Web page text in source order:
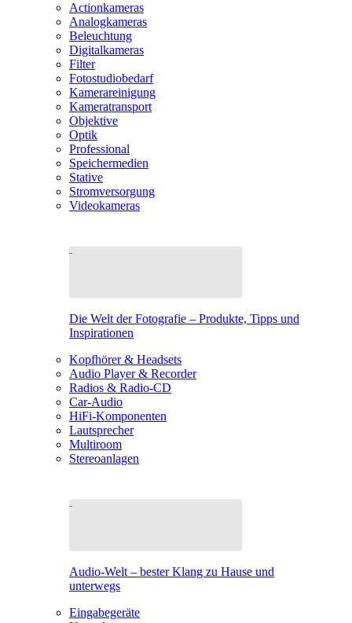
Actionkameras
Analogkameras
Beleuchtung
Digitalkameras
Filter
Fotostudiobedarf
Kamerareinigung
Kameratransport
Objektive
Optik
Professional
Speichermedien
Stative
Stromversorgung
Videokameras
Die Welt der Fotografie – Produkte, Tipps und
Inspirationen
Kopfhörer & Headsets
Audio Player & Recorder
Radios & Radio-CD
Car-Audio
HiFi-Komponenten
Lautsprecher
Multiroom
Stereoanlagen
Audio-Welt – bester Klang zu Hause und
unterwegs
Eingabegeräte